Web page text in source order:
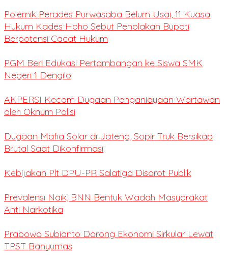
Polemik Perades Purwasaba Belum Usai, 11 Kuasa
Hukum Kades Hoho Sebut Penolakan Bupati
Berpotensi Cacat Hukum
PGM Beri Edukasi Pertambangan ke Siswa SMK
Negeri 1 Dengilo
AKPERSI Kecam Dugaan Penganiayaan Wartawan
oleh Oknum Polisi
Dugaan Mafia Solar di Jateng, Sopir Truk Bersikap
Brutal Saat Dikonfirmasi
Kebijakan Plt DPU-PR Salatiga Disorot Publik
Prevalensi Naik, BNN Bentuk Wadah Masyarakat
Anti Narkotika
Prabowo Subianto Dorong Ekonomi Sirkular Lewat
TPST Banyumas